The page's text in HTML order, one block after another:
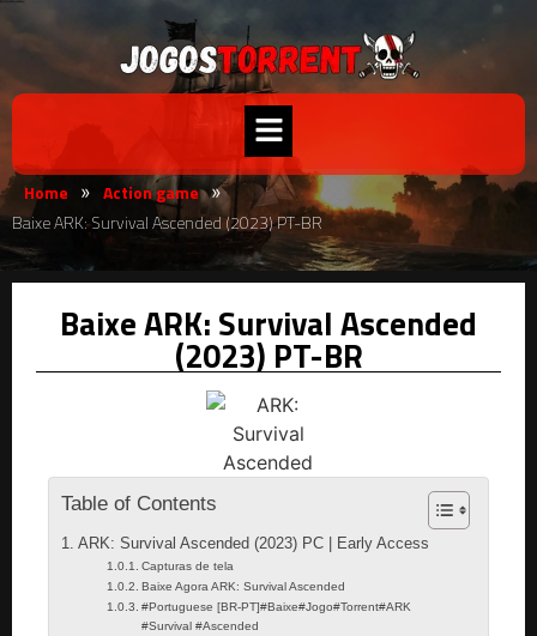
Home » Action game »
Baixe ARK: Survival Ascended (2023) PT-BR
Baixe ARK: Survival Ascended
(2023) PT-BR
Table of Contents
ARK: Survival Ascended (2023) PC | Early Access
Capturas de tela
Baixe Agora ARK: Survival Ascended
#Portuguese [BR-PT]#Baixe#Jogo#Torrent#ARK
#Survival #Ascended